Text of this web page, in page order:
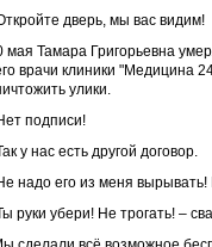
дверь, мы вас видим!
мая Тамара Григорьевна
врачи клиники "Медицина
улики.
подписи!
у нас есть другой договор.
надо его из меня вырывать!
руки убери! Не трогать! –